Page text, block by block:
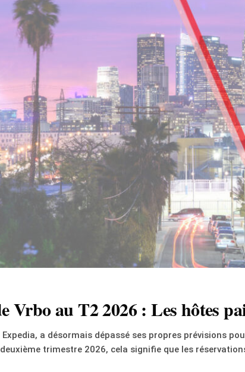
Vrbo au T2 2026 : Les hôtes
a désormais dépassé ses propres prévisions
trimestre 2026, cela signifie que les